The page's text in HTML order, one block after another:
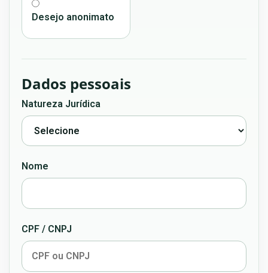
Desejo anonimato
Dados pessoais
Natureza Jurídica
Nome
CPF / CNPJ